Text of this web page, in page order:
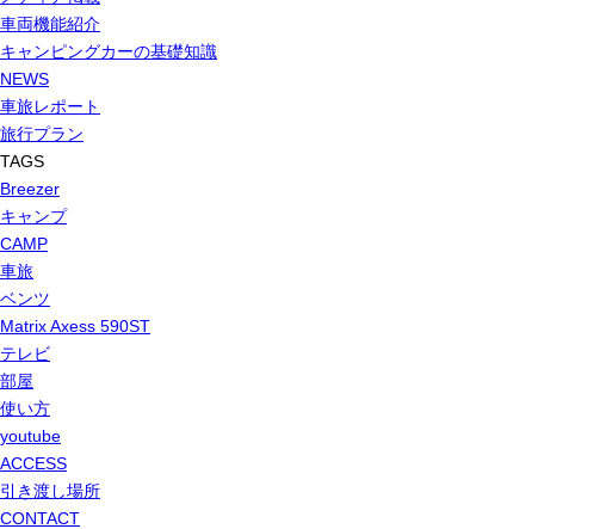
車両機能紹介
キャンピングカーの基礎知識
NEWS
車旅レポート
旅行プラン
TAGS
Breezer
キャンプ
CAMP
車旅
ベンツ
Matrix Axess 590ST
テレビ
部屋
使い方
youtube
ACCESS
引き渡し場所
CONTACT